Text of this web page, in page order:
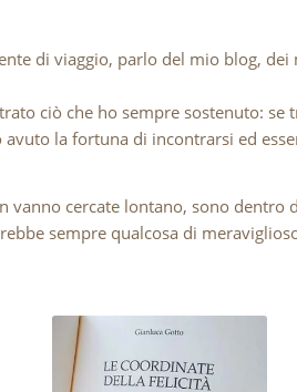
di viaggio, parlo del mio blog,
ciò che ho sempre sostenuto:
la fortuna di incontrarsi ed
vanno cercate lontano, sono dentro
sempre qualcosa di